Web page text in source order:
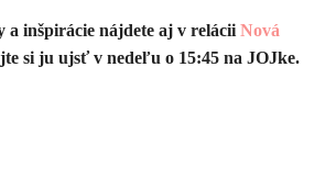
a inšpirácie nájdete aj v relácii Nová
si ju ujsť v nedeľu o 15:45 na JOJke.